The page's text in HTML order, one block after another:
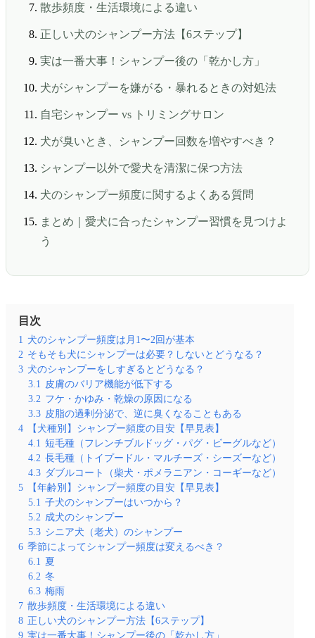
散歩頻度・生活環境による違い
正しい犬のシャンプー方法【6ステップ】
実は一番大事！シャンプー後の「乾かし方」
犬がシャンプーを嫌がる・暴れるときの対処法
自宅シャンプー vs トリミングサロン
犬が臭いとき、シャンプー回数を増やすべき？
シャンプー以外で愛犬を清潔に保つ方法
犬のシャンプー頻度に関するよくある質問
まとめ｜愛犬に合ったシャンプー習慣を見つけよ
う
目次
1 犬のシャンプー頻度は月1〜2回が基本
2 そもそも犬にシャンプーは必要？しないとどうなる？
3 犬のシャンプーをしすぎるとどうなる？
3.1
皮膚のバリア機能が低下する
3.2 フケ・かゆみ・乾燥の原因になる
3.3 皮脂の過剰分泌で、逆に臭くなることもある
4
【犬種別】シャンプー頻度の目安【早見表】
4.1 短毛種（フレンチブルドッグ・パグ・ビーグルなど）
4.2 長毛種（トイプードル・マルチーズ・シーズーなど）
4.3 ダブルコート（柴犬・ポメラニアン・コーギーなど）
5
【年齢別】シャンプー頻度の目安【早見表】
5.1 子犬のシャンプーはいつから？
5.2 成犬のシャンプー
5.3 シニア犬（老犬）のシャンプー
6 季節によってシャンプー頻度は変えるべき？
6.1 夏
6.2 冬
6.3 梅雨
7 散歩頻度・生活環境による違い
8 正しい犬のシャンプー方法【6ステップ】
9 実は一番大事！シャンプー後の「乾かし方」